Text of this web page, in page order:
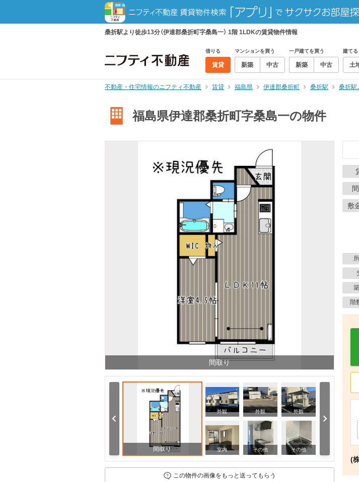
桑折駅より徒歩13分（伊達郡桑折町字桑島一） 1階 1LDKの賃貸物件情報
借りる
賃貸
マンションを買う
新築 中古
一戸建てを買う
新築 中古
建てる
土
不動産・住宅情報のニフティ不動産 賃貸 福島県 伊達郡桑折町 桑折駅 桑折駅
福島県伊達郡桑折町字桑島一の物件
間取り
間取り
外観 外観 外観
室内 その他 その他
この物件の画像をもっと送ってもらう
敷
階
(